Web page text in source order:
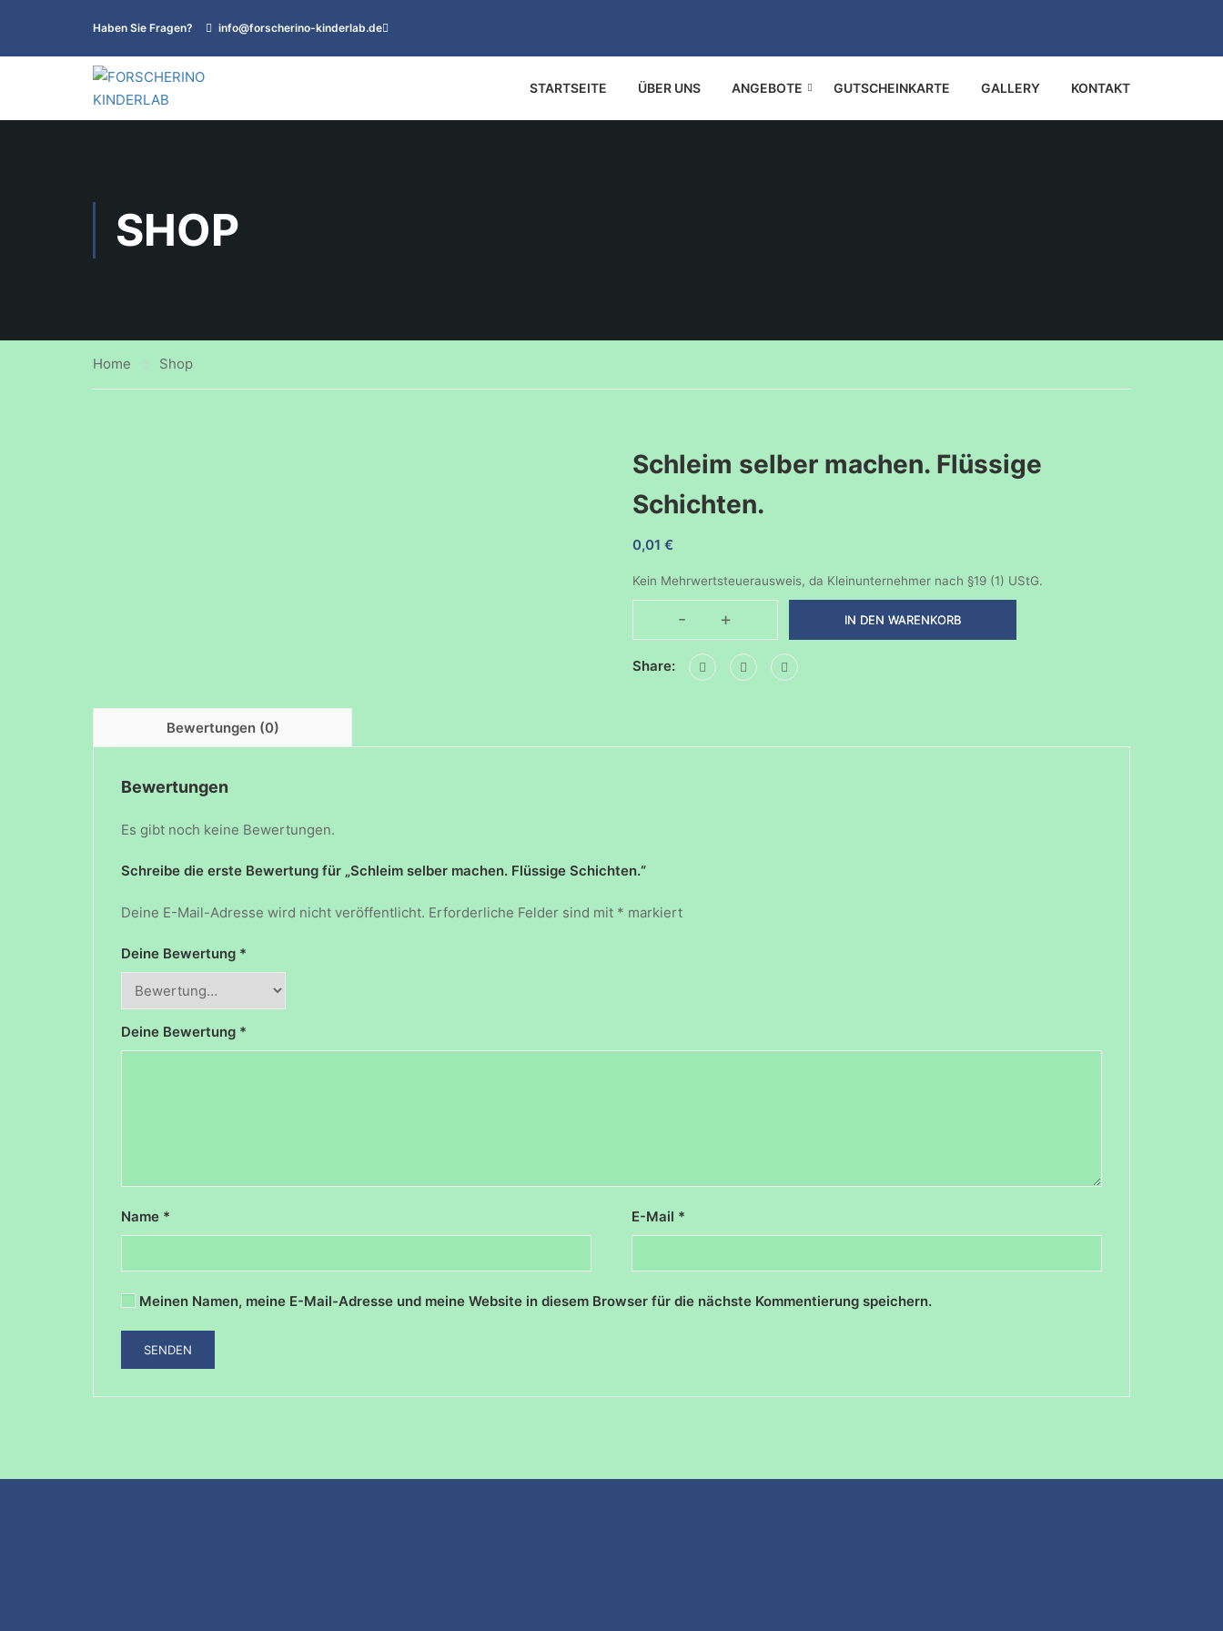
Haben Sie Fragen? info@forscherino-kinderlab.de
STARTSEITE ÜBER UNS ANGEBOTE GUTSCHEINKARTE GALLERY KONTAKT
SHOP
Home Shop
Schleim selber machen. Flüssige
Schichten.
0,01 €
Kein Mehrwertsteuerausweis, da Kleinunternehmer nach §19 (1) UStG.
-
Schleim
selber
machen.
Menge
+ IN DEN WARENKORB
Share:
Bewertungen (0)
Bewertungen
Es gibt noch keine Bewertungen.
Schreibe die erste Bewertung für „Schleim selber machen. Flüssige Schichten.“
Deine E-Mail-Adresse wird nicht veröffentlicht. Erforderliche Felder sind mit * markiert
Deine Bewertung *
Deine Bewertung *
Name * E-Mail *
Meinen Namen, meine E-Mail-Adresse und meine Website in diesem Browser für die nächste Kommentierung speichern.